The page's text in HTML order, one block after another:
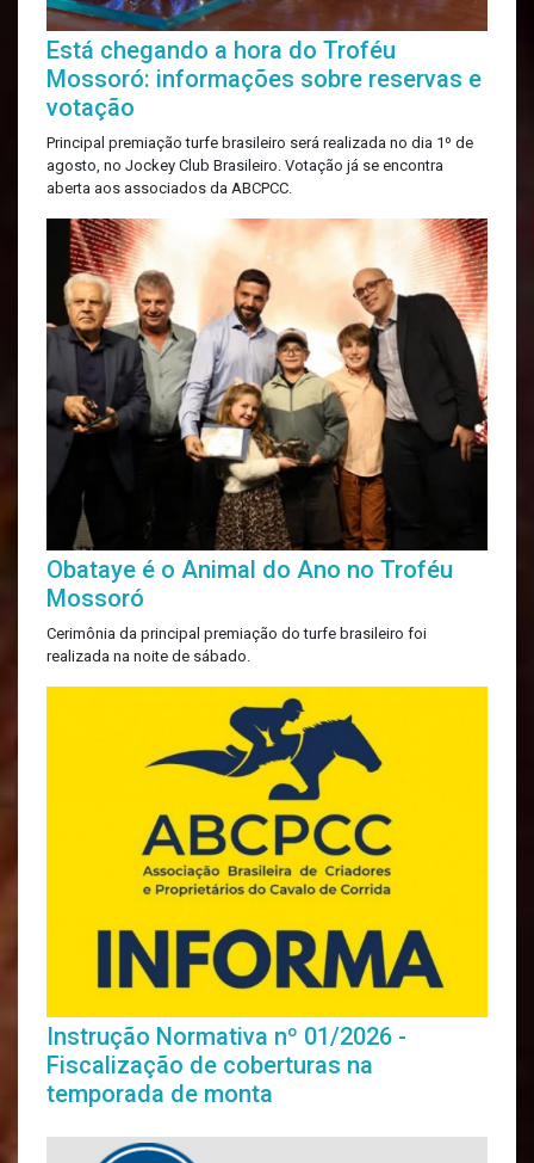
Está chegando a hora do Troféu
Mossoró: informações sobre reservas e
votação
Principal premiação turfe brasileiro será realizada no dia 1º de
agosto, no Jockey Club Brasileiro. Votação já se encontra
aberta aos associados da ABCPCC.
Obataye é o Animal do Ano no Troféu
Mossoró
Cerimônia da principal premiação do turfe brasileiro foi
realizada na noite de sábado.
Instrução Normativa nº 01/2026 -
Fiscalização de coberturas na
temporada de monta